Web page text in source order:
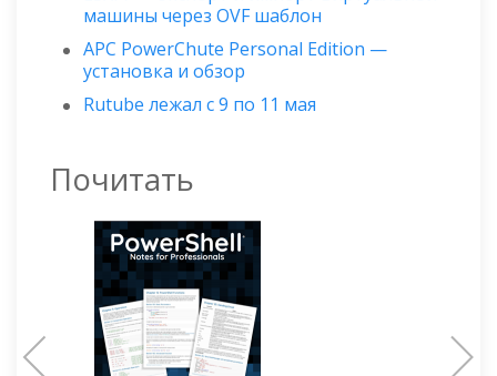
машины через OVF шаблон
APC PowerChute Personal Edition —
установка и обзор
Rutube лежал с 9 по 11 мая
Почитать